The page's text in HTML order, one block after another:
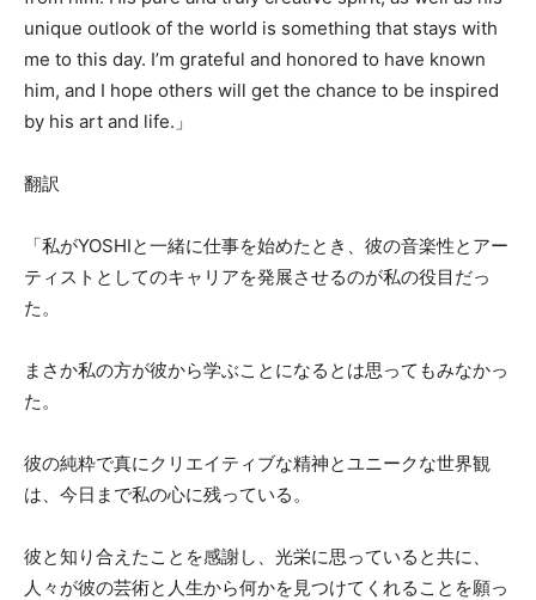
unique outlook of the world is something that stays with
me to this day. I’m grateful and honored to have known
him, and I hope others will get the chance to be inspired
by his art and life.」
翻訳
「私がYOSHIと一緒に仕事を始めたとき、彼の音楽性とアー
ティストとしてのキャリアを発展させるのが私の役目だっ
た。
まさか私の方が彼から学ぶことになるとは思ってもみなかっ
た。
彼の純粋で真にクリエイティブな精神とユニークな世界観
は、今日まで私の心に残っている。
彼と知り合えたことを感謝し、光栄に思っていると共に、
人々が彼の芸術と人生から何かを見つけてくれることを願っ